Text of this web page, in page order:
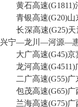
黄石高速(G1811)
青银高速(G20)山
长深高速(G25)天
兴宁—龙川—河源—
大广高速(G45)京
龙河高速(G4511)
二广高速(G55)广
包茂高速(G65)广
兰海高速(G75)广